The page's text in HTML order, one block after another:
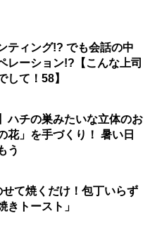
ティング!? でも会話の中
レーション!?【こんな上司
して！58】
ハチの巣みたいな立体のお
花」を手づくり！ 暑い日
う
せて焼くだけ！包丁いらず
きトースト」